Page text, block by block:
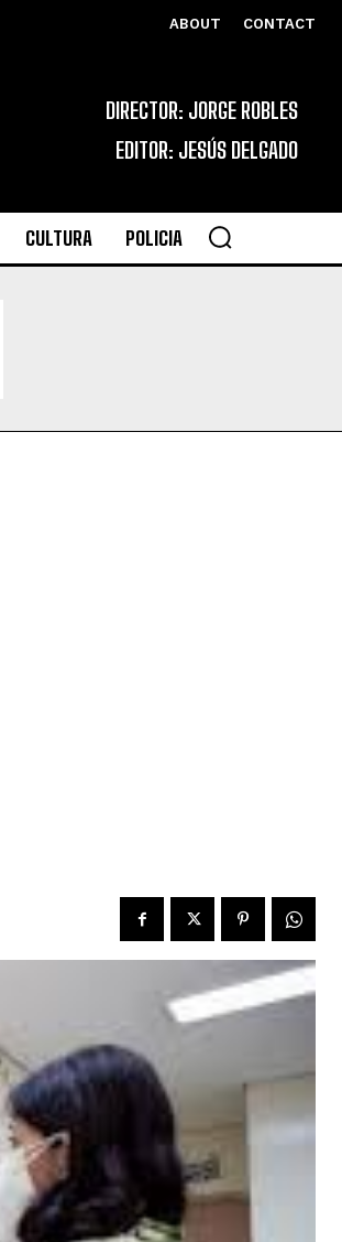
ABOUT CONTACT
DIRECTOR: JORGE ROBLES
EDITOR: JESÚS DELGADO
CULTURA POLICIA